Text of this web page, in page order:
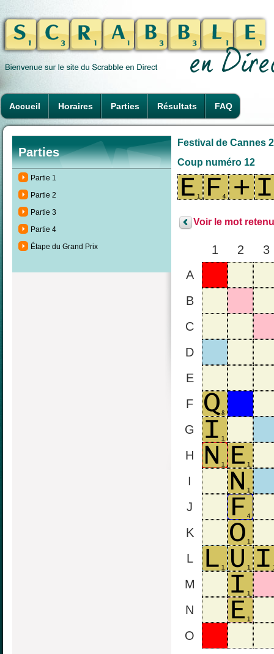
Accueil Horaires Parties Résultats FAQ
Parties
Partie 1
Partie 2
Partie 3
Partie 4
Étape du Grand Prix
Festival de Cannes
Coup numéro 12
Voir le mot
1 2
3
A
B
C
D
E
F
G
H
I
J
K
L
M
N
O